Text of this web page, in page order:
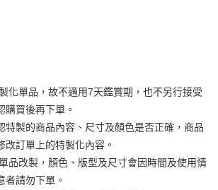
到商品之後才付款」的支付方式。 讓您購物簡單
、不需綁卡、不需儲值。
，簡訊認證，即可結帳。
服務後，再付款。
結帳流程】
AFTEE先享後付」後，將跳轉至「AFTEE先享後付」
證並確認金額後，即可完成結帳。
後14天內，點擊此簡訊中的連結，可透過四大超商／
含以上)免運費
含以上)免運費
化單品，故不適用7天鑑賞期，也不另行接受
購買後再下單。
特製的商品內容、尺寸及顏色是否正確，商品
改訂單上的特製化內容。
品改製，顏色、版型及尺寸會因時間及使用情
者請勿下單。